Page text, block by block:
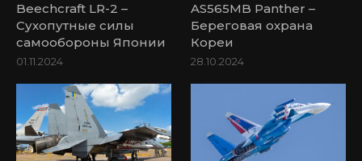
Beechcraft LR-2 –
Сухопутные силы
самообороны Японии
01.11.2024
AS565MB Panther –
Береговая охрана
Кореи
28.10.2024